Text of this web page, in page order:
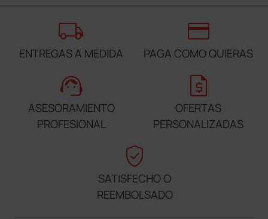
local_shipping
ENTREGAS A MEDIDA
credit_card
PAGA COMO QUIERAS
support_agent
ASESORAMIENTO
PROFESIONAL
request_quote
OFERTAS
PERSONALIZADAS
verified_user
SATISFECHO O
REEMBOLSADO